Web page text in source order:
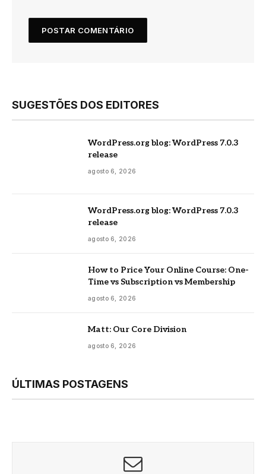
SUGESTÕES DOS EDITORES
WordPress.org blog: WordPress 7.0.3
release
agosto 6, 2026
WordPress.org blog: WordPress 7.0.3
release
agosto 6, 2026
How to Price Your Online Course: One-
Time vs Subscription vs Membership
agosto 6, 2026
Matt: Our Core Division
agosto 6, 2026
ÚLTIMAS POSTAGENS